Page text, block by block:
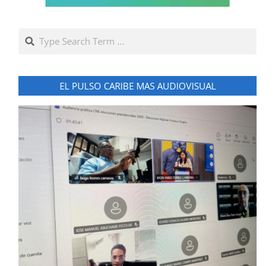
Search
EL PULSO CARIBE MAS AUDIOVISUAL